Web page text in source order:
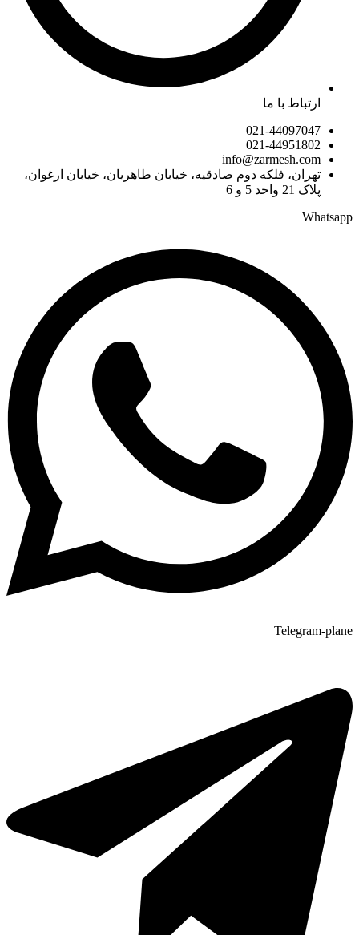
ارتباط با ما
021-44097047
021-44951802
info@zarmesh.com
تهران، فلکه دوم صادقیه، خیابان طاهریان، خیابان ارغوان،
پلاک 21 واحد 5 و 6
Whatsapp
Telegram-plane